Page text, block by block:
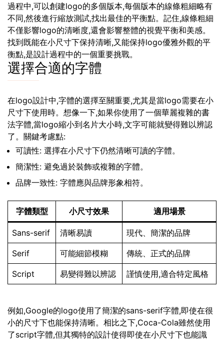
過程中,可以創建logo的多個版本,每個版本的線條粗細略有
不同,然後進行縮放測試,找出最佳的平衡點。記住,線條粗細
不僅影響logo的清晰度,還會影響整體的視覺平衡和美感。
找到既能在小尺寸下保持清晰,又能保持logo優雅外觀的平
衡點,是設計過程中的一個重要挑戰。
選擇合適的字體
在logo設計中,字體的選擇至關重要,尤其是當logo需要在小
尺寸下使用時。想像一下,如果你使用了一個華麗複雜的書
法字體,當logo縮小到名片大小時,文字可能就變得難以辨認
了。關鍵考慮點:
可讀性: 選擇在小尺寸下仍然清晰可讀的字體。
簡潔性: 避免過於裝飾或複雜的字體。
品牌一致性: 字體應與品牌形象相符。
字體類型 小尺寸效果 適用場景
Sans-serif 清晰易讀 現代、簡潔的品牌
Serif 可能細節模糊 傳統、正式的品牌
Script 易變得難以辨認 謹慎使用,適合特定風格
例如,Google的logo使用了簡潔的sans-serif字體,即使在很
小的尺寸下也能保持清晰。相比之下,Coca-Cola雖然使用
了script字體,但其獨特的設計使得即使在小尺寸下也能識